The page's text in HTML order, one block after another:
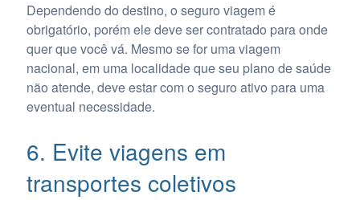
Dependendo do destino, o seguro viagem é
obrigatório, porém ele deve ser contratado para onde
quer que você vá. Mesmo se for uma viagem
nacional, em uma localidade que seu plano de saúde
não atende, deve estar com o seguro ativo para uma
eventual necessidade.
6. Evite viagens em
transportes coletivos